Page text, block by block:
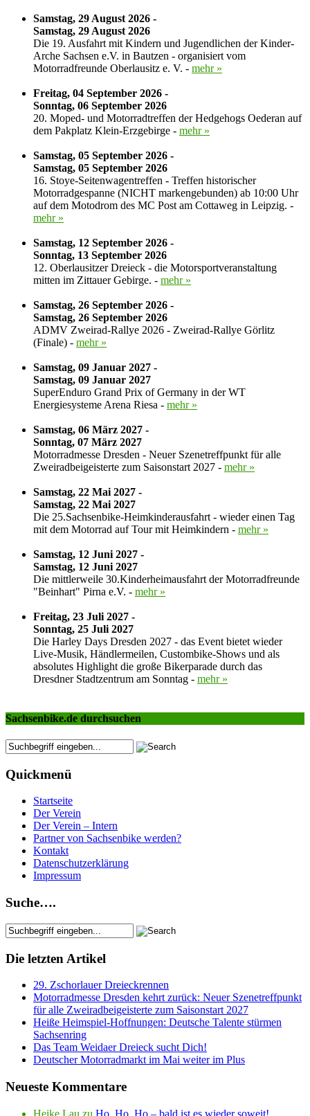
Samstag, 29 August 2026 -
Samstag, 29 August 2026
Die 19. Ausfahrt mit Kindern und Jugendlichen der Kinder-
Arche Sachsen e.V. in Bautzen - organisiert vom
Motorradfreunde Oberlausitz e. V. - mehr »
Freitag, 04 September 2026 -
Sonntag, 06 September 2026
20. Moped- und Motorradtreffen der Hedgehogs Oederan auf
dem Pakplatz Klein-Erzgebirge - mehr »
Samstag, 05 September 2026 -
Samstag, 05 September 2026
16. Stoye-Seitenwagentreffen - Treffen historischer
Motorradgespanne (NICHT markengebunden) ab 10:00 Uhr
auf dem Motodrom des MC Post am Cottaweg in Leipzig. -
mehr »
Samstag, 12 September 2026 -
Sonntag, 13 September 2026
12. Oberlausitzer Dreieck - die Motorsportveranstaltung
mitten im Zittauer Gebirge. - mehr »
Samstag, 26 September 2026 -
Samstag, 26 September 2026
ADMV Zweirad-Rallye 2026 - Zweirad-Rallye Görlitz
(Finale) - mehr »
Samstag, 09 Januar 2027 -
Samstag, 09 Januar 2027
SuperEnduro Grand Prix of Germany in der WT
Energiesysteme Arena Riesa - mehr »
Samstag, 06 März 2027 -
Sonntag, 07 März 2027
Motorradmesse Dresden - Neuer Szenetreffpunkt für alle
Zweiradbeigeisterte zum Saisonstart 2027 - mehr »
Samstag, 22 Mai 2027 -
Samstag, 22 Mai 2027
Die 25.Sachsenbike-Heimkinderausfahrt - wieder einen Tag
mit dem Motorrad auf Tour mit Heimkindern - mehr »
Samstag, 12 Juni 2027 -
Samstag, 12 Juni 2027
Die mittlerweile 30.Kinderheimausfahrt der Motorradfreunde
"Beinhart" Pirna e.V. - mehr »
Freitag, 23 Juli 2027 -
Sonntag, 25 Juli 2027
Die Harley Days Dresden 2027 - das Event bietet wieder
Live-Musik, Händlermeilen, Custombike-Shows und als
absolutes Highlight die große Bikerparade durch das
Dresdner Stadtzentrum am Sonntag - mehr »
Sachsenbike.de durchsuchen
Quickmenü
Startseite
Der Verein
Der Verein – Intern
Partner von Sachsenbike werden?
Kontakt
Datenschutzerklärung
Impressum
Suche….
Die letzten Artikel
29. Zschorlauer Dreieckrennen
Motorradmesse Dresden kehrt zurück: Neuer Szenetreffpunkt
für alle Zweiradbeigeisterte zum Saisonstart 2027
Heiße Heimspiel-Hoffnungen: Deutsche Talente stürmen
Sachsenring
Das Team Weidaer Dreieck sucht Dich!
Deutscher Motorradmarkt im Mai weiter im Plus
Neueste Kommentare
Heike Lau zu Ho, Ho, Ho – bald ist es wieder soweit!